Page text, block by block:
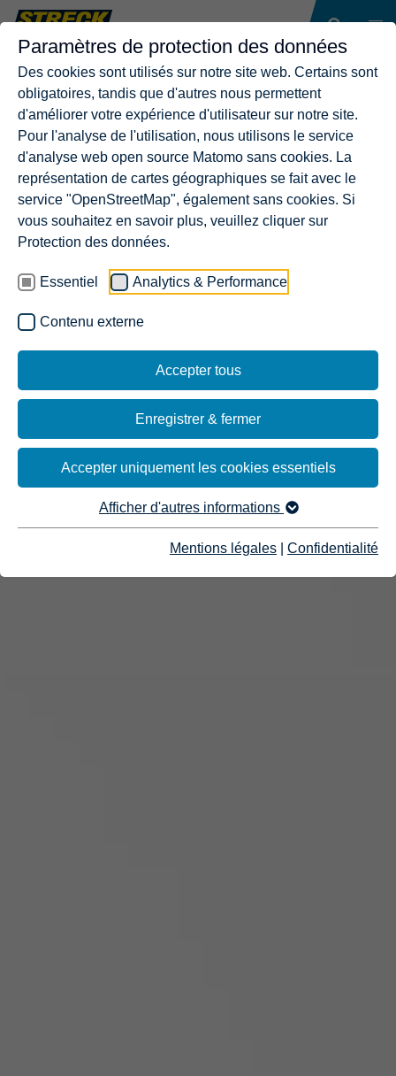
Paramètres de protection des données
Des cookies sont utilisés sur notre site web. Certains sont
obligatoires, tandis que d'autres nous permettent
d'améliorer votre expérience d'utilisateur sur notre site.
Pour l'analyse de l'utilisation, nous utilisons le service
d'analyse web open source Matomo sans cookies. La
représentation de cartes géographiques se fait avec le
service "OpenStreetMap", également sans cookies. Si
vous souhaitez en savoir plus, veuillez cliquer sur
Protection des données.
Essentiel Analytics & Performance
Contenu externe
Accepter tous
Enregistrer & fermer
Accepter uniquement les cookies essentiels
Afficher d'autres informations
Mentions légales Confidentialité